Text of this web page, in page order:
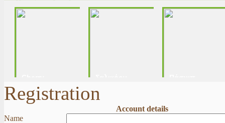
μιξ(Κίτρινο,Μαυρο,Πορτοκαλι)
θαλάσσης)
Registration
Account details
Name